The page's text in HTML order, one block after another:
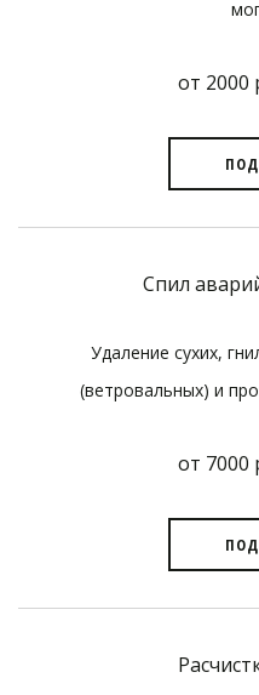
от 2000
Спил
Удаление сухих,
(ветровальных) и
от 7000